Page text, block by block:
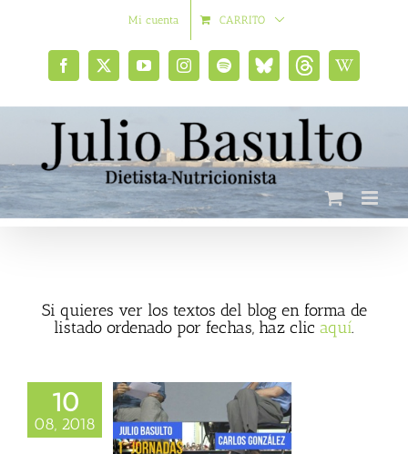
Mi cuenta CARRITO
Facebook
X YouTubeInstagramSpotifyBluesky
social
ThreadsWikipedia
Si quieres ver los textos del blog en forma de
listado ordenado por fechas, haz clic aquí.
10
08, 2018
de alimentación
con Carlos